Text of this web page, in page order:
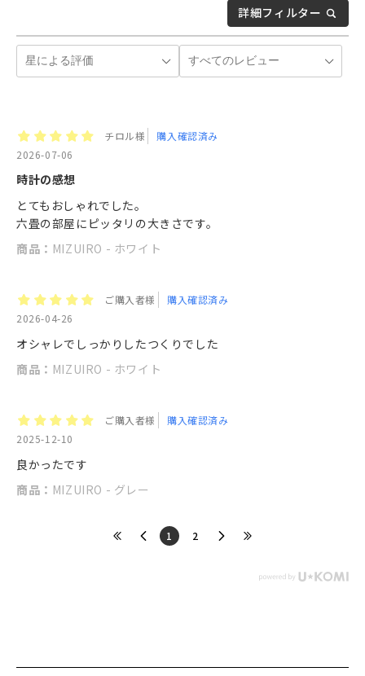
詳細フィルター
チロル様
購入確認済み
2026-07-06
時計の感想
とてもおしゃれでした。
六畳の部屋にピッタリの大きさです。
商品： MIZUIRO - ホワイト
ご購入者様
購入確認済み
2026-04-26
オシャレでしっかりしたつくりでした
商品： MIZUIRO - ホワイト
ご購入者様
購入確認済み
2025-12-10
良かったです
商品： MIZUIRO - グレー
​1 ​2